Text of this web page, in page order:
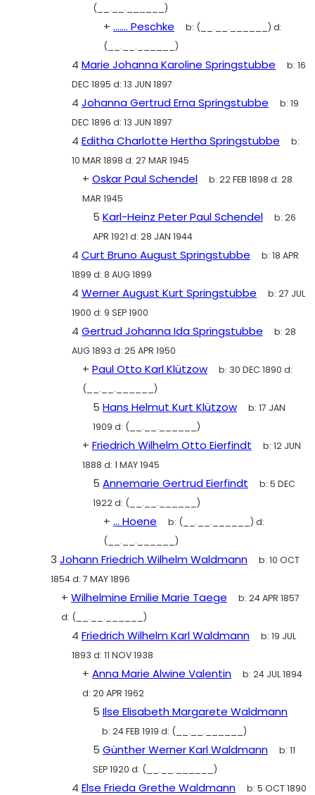
(__.__.______)
+ ....... Peschke b: (__.__.______) d:
(__.__.______)
4 Marie Johanna Karoline Springstubbe b: 16
DEC 1895 d: 13 JUN 1897
4 Johanna Gertrud Erna Springstubbe b: 19
DEC 1896 d: 13 JUN 1897
4 Editha Charlotte Hertha Springstubbe
b:
10 MAR 1898 d: 27 MAR 1945
+ Oskar Paul Schendel b: 22 FEB 1898 d: 28
MAR 1945
5 Karl-Heinz Peter Paul Schendel b: 26
APR 1921 d: 28 JAN 1944
4 Curt Bruno August Springstubbe b: 18 APR
1899 d: 8 AUG 1899
4 Werner August Kurt Springstubbe b: 27 JUL
1900 d: 9 SEP 1900
4 Gertrud Johanna Ida Springstubbe b: 28
AUG 1893 d: 25 APR 1950
+ Paul Otto Karl Klützow b: 30 DEC 1890 d:
(__.__.______)
5 Hans Helmut Kurt Klützow b: 17 JAN
1909 d: (__.__.______)
+ Friedrich Wilhelm Otto Eierfindt b: 12 JUN
1888 d: 1 MAY 1945
5 Annemarie Gertrud Eierfindt b: 5 DEC
1922d: (__.__.______)
+ ... Hoene b: (__.__.______) d:
(__.__.______)
3 Johann Friedrich Wilhelm Waldmann b: 10 OCT
1854d: 7 MAY 1896
+ Wilhelmine Emilie Marie Taege b: 24 APR 1857
d: (__.__.______)
4 Friedrich Wilhelm Karl Waldmann b: 19 JUL
1893 d: 11 NOV 1938
+ Anna Marie Alwine Valentin b: 24 JUL 1894
d: 20 APR 1962
5 Ilse Elisabeth Margarete Waldmann
b: 24 FEB 1919 d: (__.__.______)
5 Günther Werner Karl Waldmann b: 11
SEP 1920 d: (__.__.______)
4 Else Frieda Grethe Waldmann b: 5 OCT 1890